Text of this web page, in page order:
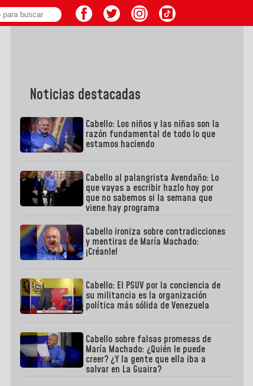
Noticias destacadas
Cabello: Los niños y las niñas son la
razón fundamental de todo lo que
estamos haciendo
Cabello al palangrista Avendaño: Lo
que vayas a escribir hazlo hoy por
que no sabemos si la semana que
viene hay programa
Cabello ironiza sobre contradicciones
y mentiras de María Machado:
¡Créanle!
Cabello: El PSUV por la conciencia de
su militancia es la organización
política más sólida de Venezuela
Cabello sobre falsas promesas de
María Machado: ¿Quién le puede
creer? ¿Y la gente que ella iba a
salvar en La Guaira?